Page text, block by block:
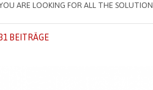
ARE LOOKING FOR ALL THE
BEITRÄGE